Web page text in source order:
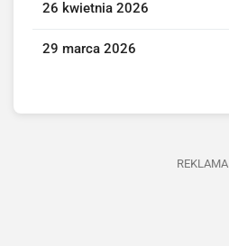
26 kwietnia 2026
29 marca 2026
REKLAMA